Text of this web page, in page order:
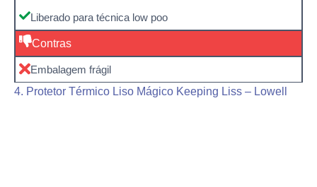
Liberado para técnica low poo
Contras
Embalagem frágil
4. Protetor Térmico Liso Mágico Keeping Liss – Lowell